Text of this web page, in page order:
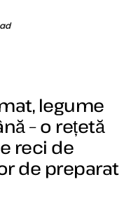
legume
– o rețetă
reci de
de preparat